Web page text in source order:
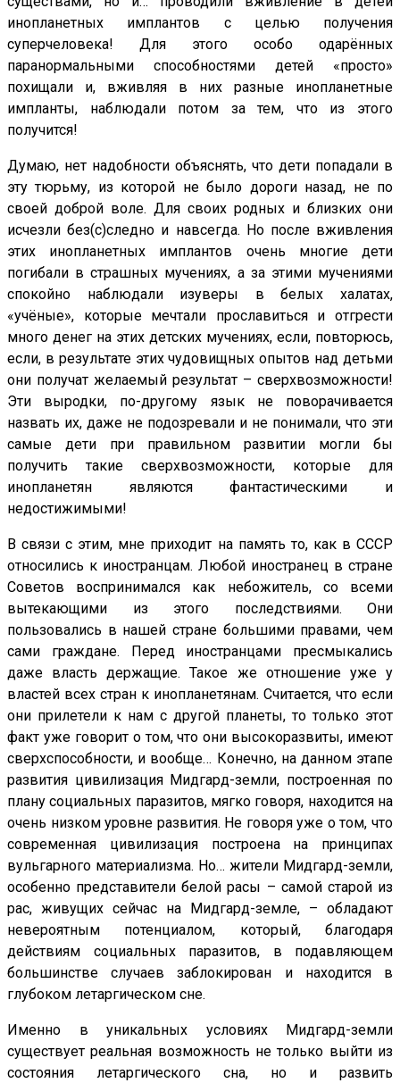
инопланетных имплантов с целью получения
суперчеловека! Для этого особо одарённых
паранормальными способностями детей «просто»
похищали и, вживляя в них разные инопланетные
импланты, наблюдали потом за тем, что из этого
получится!
Думаю, нет надобности объяснять, что дети попадали в
эту тюрьму, из которой не было дороги назад, не по
своей доброй воле. Для своих родных и близких они
исчезли без(с)следно и навсегда. Но после вживления
этих инопланетных имплантов очень многие дети
погибали в страшных мучениях, а за этими мучениями
спокойно наблюдали изуверы в белых халатах,
«учёные», которые мечтали прославиться и отгрести
много денег на этих детских мучениях, если, повторюсь,
если, в результате этих чудовищных опытов над детьми
они получат желаемый результат – сверхвозможности!
Эти выродки, по-другому язык не поворачивается
назвать их, даже не подозревали и не понимали, что эти
самые дети при правильном развитии могли бы
получить такие сверхвозможности, которые для
инопланетян являются фантастическими и
недостижимыми!
В связи с этим, мне приходит на память то, как в СССР
относились к иностранцам. Любой иностранец в стране
Советов воспринимался как небожитель, со всеми
вытекающими из этого последствиями. Они
пользовались в нашей стране большими правами, чем
сами граждане. Перед иностранцами пресмыкались
даже власть держащие. Такое же отношение уже у
властей всех стран к инопланетянам. Считается, что если
они прилетели к нам с другой планеты, то только этот
факт уже говорит о том, что они высокоразвиты, имеют
сверхспособности, и вообще… Конечно, на данном этапе
развития цивилизация Мидгард-земли, построенная по
плану социальных паразитов, мягко говоря, находится на
очень низком уровне развития. Не говоря уже о том, что
современная цивилизация построена на принципах
вульгарного материализма. Но… жители Мидгард-земли,
особенно представители белой расы – самой старой из
рас, живущих сейчас на Мидгард-земле, – обладают
невероятным потенциалом, который, благодаря
действиям социальных паразитов, в подавляющем
большинстве случаев заблокирован и находится в
глубоком летаргическом сне.
Именно в уникальных условиях Мидгард-земли
существует реальная возможность не только выйти из
состояния летаргического сна, но и развить